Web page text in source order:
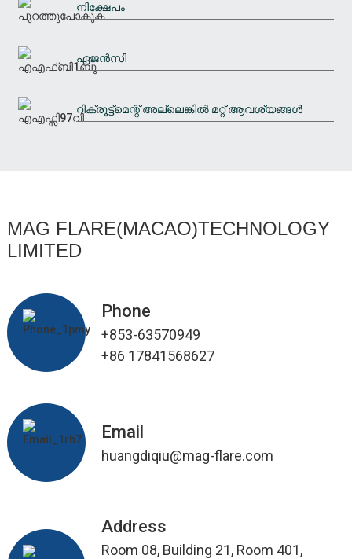
നിക്ഷേപം
ഏജൻസി
റിക്രൂട്ട്മെന്റ് അല്ലെങ്കിൽ മറ്റ് ആവശ്യങ്ങൾ
MAG FLARE(MACAO)TECHNOLOGY
LIMITED
Phone
+853-63570949
+86 17841568627
Email
huangdiqiu@mag-flare.com
Address
Room 08, Building 21, Room 401,